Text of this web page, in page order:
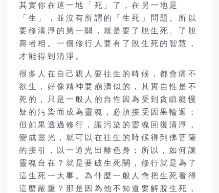
其實你在這一地「死」了，在另一地是
「生」，並沒有所謂的「生死」問題。所以
要修清淨的第一關，就是要了脫生死、了脫
壽者相。一個修行人要有了脫生死的智慧，
才能得到清淨。
很多人在自己親人要往生的時候，都會痛不
欲生，好像精神要崩潰似的，其實自性是不
死的，只是一般人的自性因為受到貪瞋癡慢
疑的污染而成為靈魂，必須接受因果輪迴；
但如果透過修行，讓污染的靈魂回復清淨，
變成靈光，就可以在往生的時候得到佛菩薩
的接引，以一道光出離色身；所以，如何讓
靈魂自在？就是要破生死關，修行就是為了
這生死一大事。為什麼一般人會把生死看得
這麼嚴重？那是因為他不知道要解脫生死，